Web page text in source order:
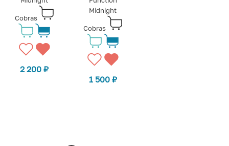
Cobras
2 200₽
Midnight
Cobras
1 500 ₽